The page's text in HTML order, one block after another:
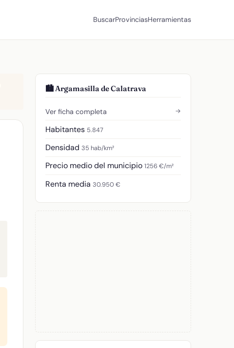
BuscarProvinciasHerramientas
🏙️ Argamasilla de Calatrava
Ver ficha completa →
Habitantes 5.847
Densidad 35 hab/km²
Precio medio del municipio 1256 €/m²
Renta media 30.950 €